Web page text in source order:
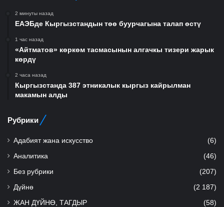
2 минуты назад
ЕАЭБде Кыргызстандын төө буурчагына талап өстү
1 час назад
«Айтматов» көркөм тасмасынын алгачкы тизери жарык
көрдү
2 часа назад
Кыргызстанда 387 этникалык кыргыз кайрылман
макамын алды
Рубрики
Адабият жана искусство (6)
Аналитика (46)
Без рубрики (207)
Дүйнө (2 187)
ЖАН ДҮЙНӨ, ТАГДЫР (58)